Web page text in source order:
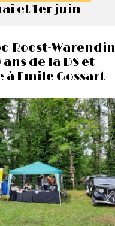
et 1er juin
Roost-Warendin
ans de la DS et
à Emile Gossart